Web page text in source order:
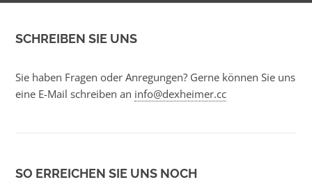
SCHREIBEN SIE UNS
Sie haben Fragen oder Anregungen? Gerne können Sie uns
eine E-Mail schreiben an info@dexheimer.cc
SO ERREICHEN SIE UNS NOCH